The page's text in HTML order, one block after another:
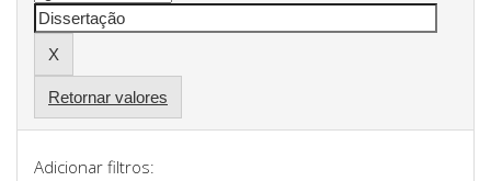
Retornar valores
Adicionar filtros: